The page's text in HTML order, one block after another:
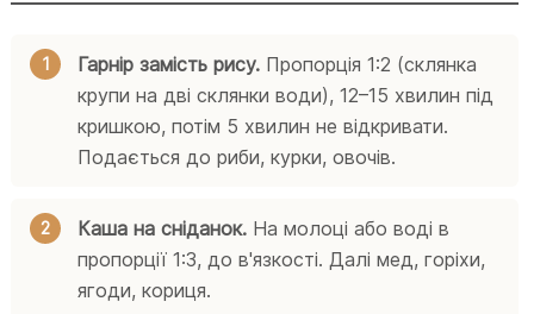
Гарнір замість рису. Пропорція 1:2 (склянка
крупи на дві склянки води), 12–15 хвилин під
кришкою, потім 5 хвилин не відкривати.
Подається до риби, курки, овочів.
Каша на сніданок. На молоці або воді в
пропорції 1:3, до в'язкості. Далі мед, горіхи,
ягоди, кориця.